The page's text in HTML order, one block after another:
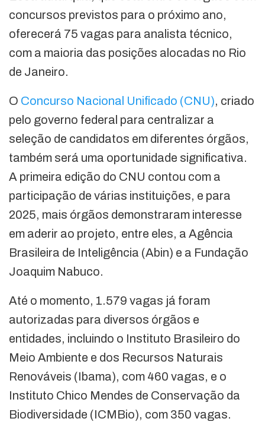
concursos previstos para o próximo ano,
oferecerá 75 vagas para analista técnico,
com a maioria das posições alocadas no Rio
de Janeiro.
O Concurso Nacional Unificado (CNU), criado
pelo governo federal para centralizar a
seleção de candidatos em diferentes órgãos,
também será uma oportunidade significativa.
A primeira edição do CNU contou com a
participação de várias instituições, e para
2025, mais órgãos demonstraram interesse
em aderir ao projeto, entre eles, a Agência
Brasileira de Inteligência (Abin) e a Fundação
Joaquim Nabuco.
Até o momento, 1.579 vagas já foram
autorizadas para diversos órgãos e
entidades, incluindo o Instituto Brasileiro do
Meio Ambiente e dos Recursos Naturais
Renováveis (Ibama), com 460 vagas, e o
Instituto Chico Mendes de Conservação da
Biodiversidade (ICMBio), com 350 vagas.